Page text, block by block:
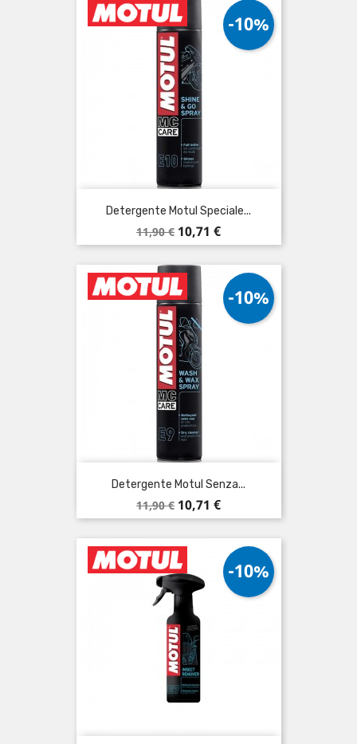
Detergente Motul Speciale...
Prezzo
base
11,90 €
-10%
Prezzo
10,71 €
Detergente Motul Senza...
Prezzo
base
11,90 €
-10%
Prezzo
10,71 €
-10%